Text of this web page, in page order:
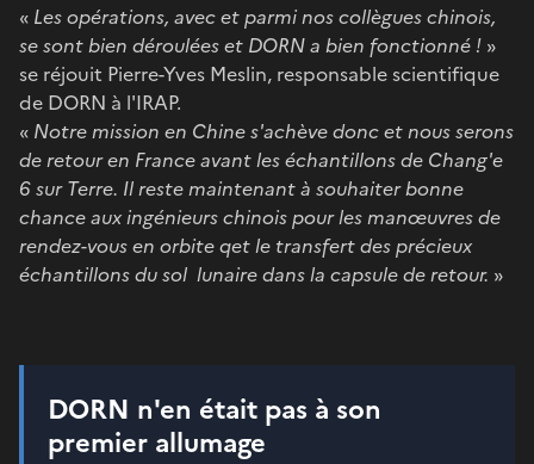
« Les opérations, avec et parmi nos collègues chinois,
se sont bien déroulées et DORN a bien fonctionné ! »
se réjouit Pierre-Yves Meslin, responsable scientifique
de DORN à l'IRAP.
« Notre mission en Chine s'achève donc et nous serons
de retour en France avant les échantillons de Chang'e
6 sur Terre. Il reste maintenant à souhaiter bonne
chance aux ingénieurs chinois pour les manœuvres de
rendez-vous en orbite qet le transfert des précieux
échantillons du sol lunaire dans la capsule de retour. »
DORN n'en était pas à son
premier allumage